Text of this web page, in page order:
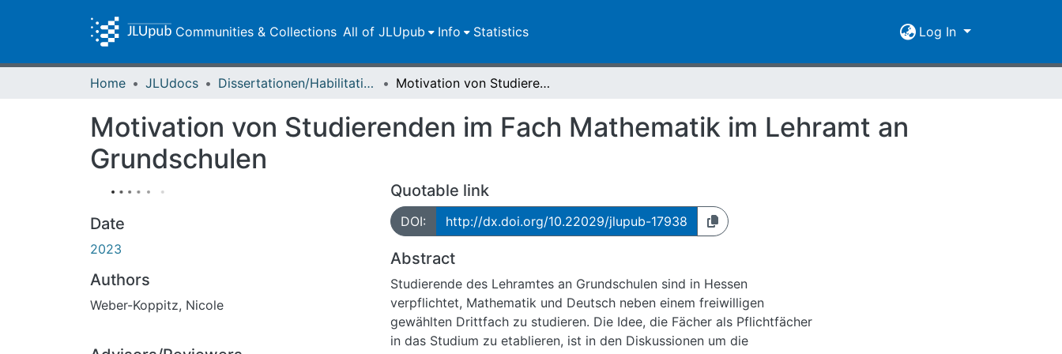
Communities & Collections All of JLUpub Info Statistics Log In
Home JLUdocs Dissertationen/Habilitationen Motivation von Studierenden im Fach Mathematik im Lehramt an Grundschulen
Motivation von Studierenden im Fach Mathematik im Lehramt an
Grundschulen
Date
2023
Authors
Weber-Koppitz, Nicole
Quotable link
DOI: http://dx.doi.org/10.22029/jlupub-17938
Abstract
Studierende des Lehramtes an Grundschulen sind in Hessen
verpflichtet, Mathematik und Deutsch neben einem freiwilligen
gewählten Drittfach zu studieren. Die Idee, die Fächer als Pflichtfächer
in das Studium zu etablieren, ist in den Diskussionen um die